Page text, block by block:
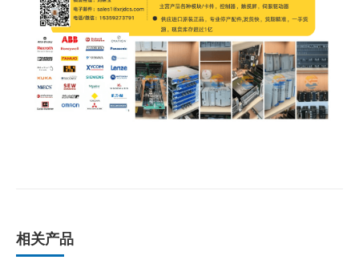
相关产品